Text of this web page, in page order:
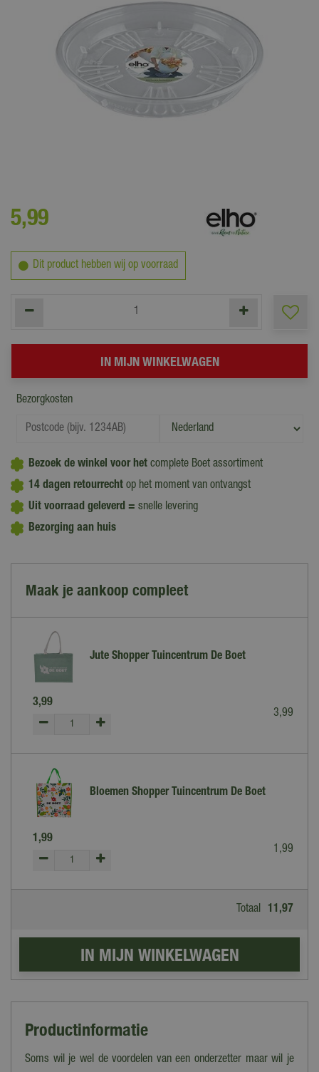
5,99
Dit product hebben wij op voorraad
Bezorgkosten
Bezoek de winkel voor het complete Boet assortiment
14 dagen retourrecht op het moment van ontvangst
Uit voorraad geleverd = snelle levering
Bezorging aan huis
Maak je aankoop compleet
Jute Shopper Tuincentrum De Boet
3,99
3,99
Bloemen Shopper Tuincentrum De Boet
1 ,99
1 ,99
Totaal 11 ,97
Productinformatie
Soms wil je wel de voordelen van een onderzetter maar wil je